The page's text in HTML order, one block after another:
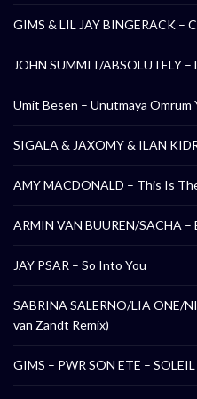
GIMS & LIL JAY BINGERACK –
JOHN SUMMIT/ABSOLUTELY –
Umit Besen – Unutmaya Omrum
SIGALA & JAXOMY & ILAN
AMY MACDONALD – This Is
ARMIN VAN BUUREN/SACHA –
JAY PSAR – So Into You
SABRINA SALERNO/LIA ONE/
van Zandt Remix)
GIMS – PWR SON ETE – SOLEIL